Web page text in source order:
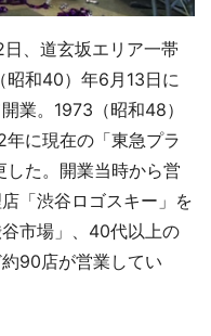
、道玄坂エリア一帯
昭和40）年6月13日に
業。1973（昭和48）
に現在の「東急プラ
た。開業当時から営
「渋谷ロゴスキー」を
市場」、40代以上の
90店が営業してい